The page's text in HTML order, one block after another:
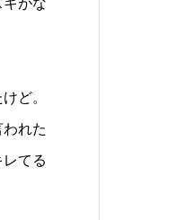
ど。
れた
てる